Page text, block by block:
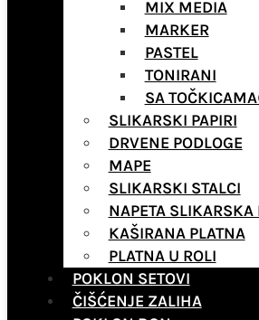
MIX MEDIA
MARKER
PASTEL
TONIRANI
SA
SLIKARSKI PAPIRI
DRVENE PODLOGE
MAPE
SLIKARSKI STALCI
NAPETA SLIKARSKA
KAŠIRANA PLATNA
PLATNA U ROLI
POKLON SETOVI
ČIŠĆENJE ZALIHA